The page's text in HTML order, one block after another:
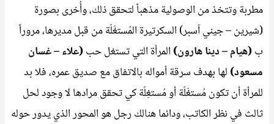
مطربة وتتخذ من الوصولية مذهباً لتحقق ذلك، وأُخرى بصورة
(شيرين – جيني آسبر) السكرتيرة المُستغَلّة من قبل مديرها، مروراً
ب(هيام – دينا هارون) المرأة التي تستغل حب(علاء – غسان
مسعود) لها بهدف سرقة أمواله بالاتفاق مع صديق عمره، فلا بد
للمرأة أن تكون مُستغَلّة أو مُستغِلّة كي تحقق مرادها لا وجود لحل
ثالث في نظر الكاتب، ودائما هنالك رجل هو المحور الذي يدور حوله